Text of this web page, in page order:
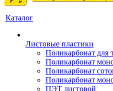
Каталог
Листовые пластики
Поликарбонат для
Поликарбонат
Поликарбонат
Поликарбонат
ПЭТ листовой